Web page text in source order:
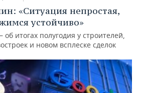
«Ситуация непростая,
устойчиво»
итогах полугодия у строителей,
и новом всплеске сделок